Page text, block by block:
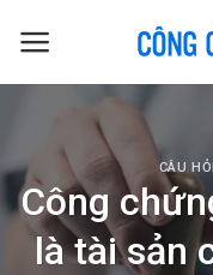
CÂU
Công
là tài sản